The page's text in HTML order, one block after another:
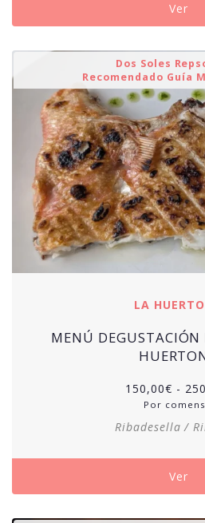
Ver
Dos Soles
Recomendado Guía
LA
MENÚ DEGUSTACIÓN
150,00€ -
Por
Ribadesella /
Ver